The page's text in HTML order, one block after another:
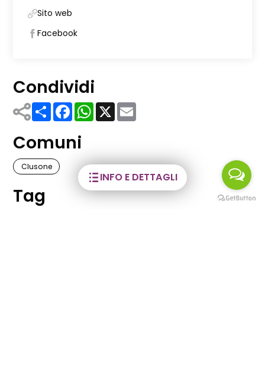
INFO E DETTAGLI
Sito web
Facebook
Condividi
ShareFacebook
WhatsApp
X
Comuni
Clusone
Tag